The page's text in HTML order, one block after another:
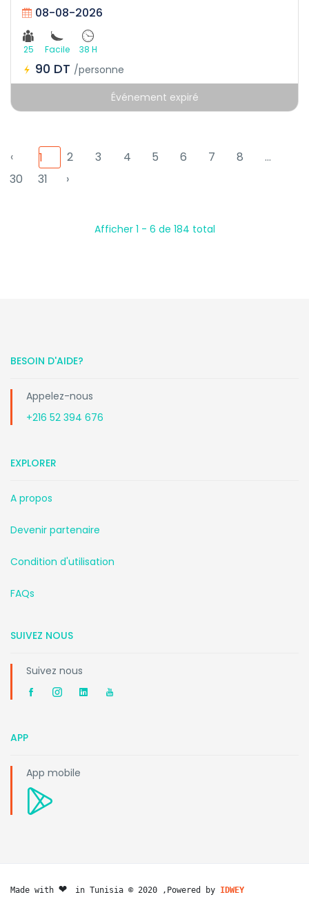
08-08-2026
25 Facile 38 H
90 DT /personne
Événement expiré
‹ 1 2 3 4 5 6 7 8
...
30
31 ›
Afficher 1 - 6 de 184 total
BESOIN D'AIDE?
Appelez-nous
+216 52 394 676
EXPLORER
A propos
Devenir partenaire
Condition d'utilisation
FAQs
SUIVEZ NOUS
Suivez nous
APP
App mobile
Made with ❤️ in Tunisia © 2020 ,Powered by IDWEY